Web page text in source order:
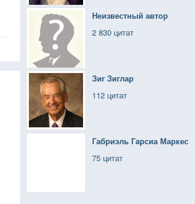
Неизвестный автор
2 830 цитат
Зиг Зиглар
112 цитат
Габриэль Гарсиа Маркес
75 цитат